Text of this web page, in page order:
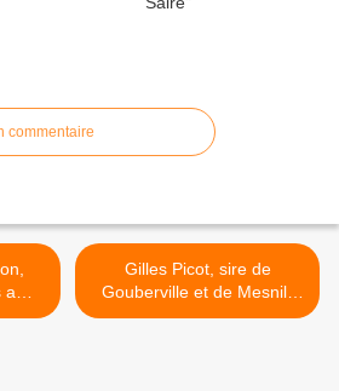
commentaire
Gilles Picot, sire de
Gouberville et de Mesnil-
au-Val >